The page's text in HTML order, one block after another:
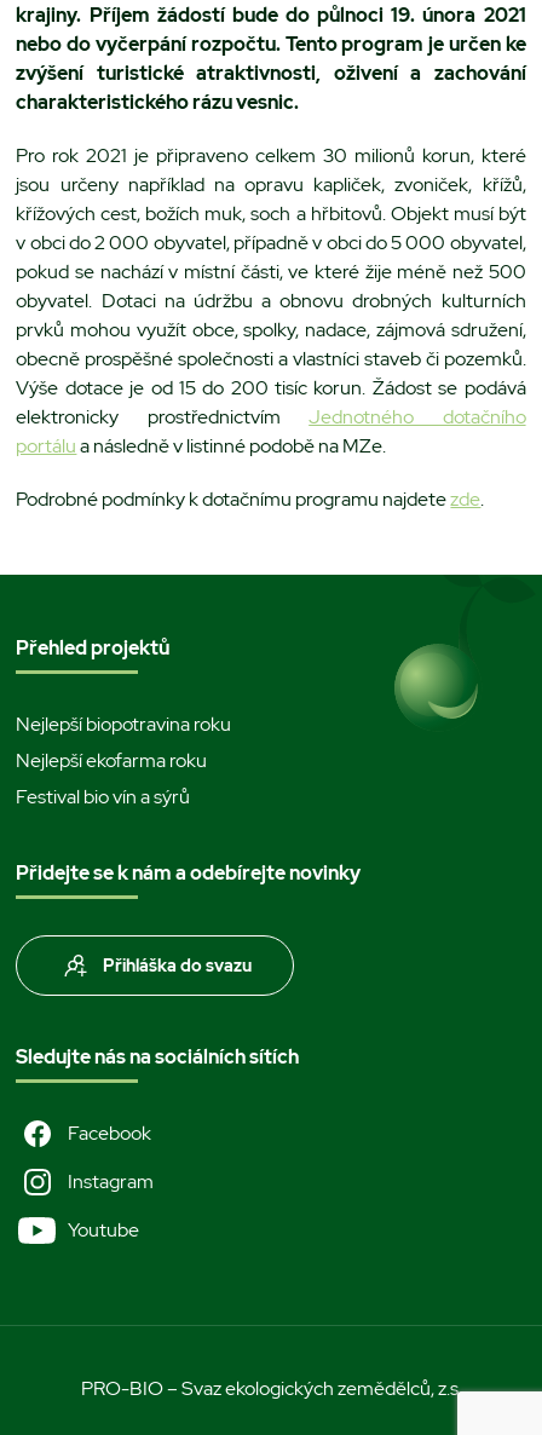
krajiny. Příjem žádostí bude do půlnoci 19. února 2021
nebo do vyčerpání rozpočtu. Tento program je určen ke
zvýšení turistické atraktivnosti, oživení a zachování
charakteristického rázu vesnic.
Pro rok 2021 je připraveno celkem 30 milionů korun, které
jsou určeny například na opravu kapliček, zvoniček, křížů,
křížových cest, božích muk, soch a hřbitovů. Objekt musí být
v obci do 2 000 obyvatel, případně v obci do 5 000 obyvatel,
pokud se nachází v místní části, ve které žije méně než 500
obyvatel. Dotaci na údržbu a obnovu drobných kulturních
prvků mohou využít obce, spolky, nadace, zájmová sdružení,
obecně prospěšné společnosti a vlastníci staveb či pozemků.
Výše dotace je od 15 do 200 tisíc korun. Žádost se podává
elektronicky prostřednictvímJednotného dotačního
portálua následně v listinné podobě na MZe.
Podrobné podmínky k dotačnímu programu najdetezde.
Přehled projektů
Nejlepší biopotravina roku
Nejlepší ekofarma roku
Festival bio vín a sýrů
Přidejte se k nám a odebírejte novinky
Přihláška do svazu
Sledujte nás na sociálních sítích
Facebook
Instagram
Youtube
PRO-BIO – Svaz ekologických zemědělců, z.s.